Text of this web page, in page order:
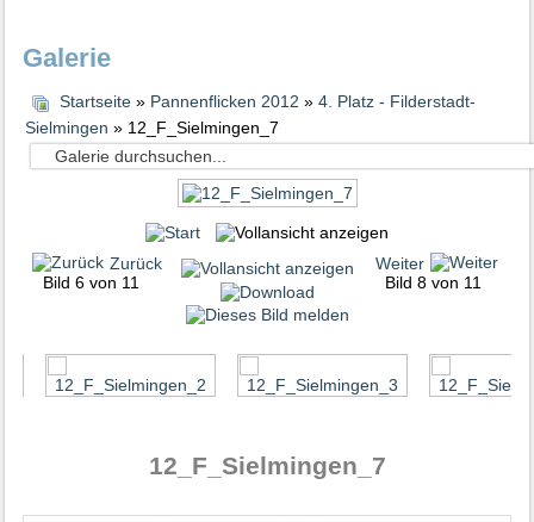
Galerie
Startseite» Pannenflicken 2012 » 4. Platz - Filderstadt-
Sielmingen » 12_F_Sielmingen_7
Zurück
Bild 6 von 11
Weiter
Bild 8 von 11
12_F_Sielmingen_7